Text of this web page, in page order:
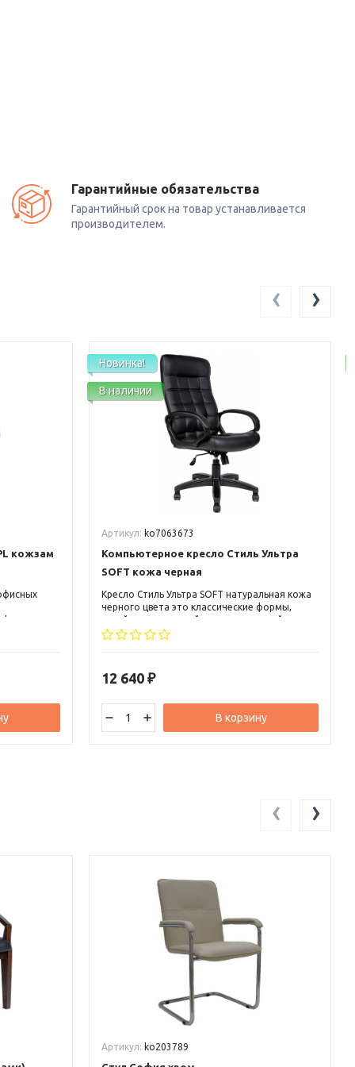
Гарантийные обязательства
Гарантийный срок на товар устанавливается
производителем.
кожзам
Новинка!
В наличии
Артикул: ko7063673
Компьютерное кресло Стиль Ультра
SOFT кожа черная
Кресло Стиль Ультра SOFT натуральная кожа
черного цвета это классические формы,
яркий, оригинальный и запоминающийся
дизайн, высокая спинка с небольшим
12 640 ₽
В корзину
‹ ›
Артикул: ko203789
‹ ›